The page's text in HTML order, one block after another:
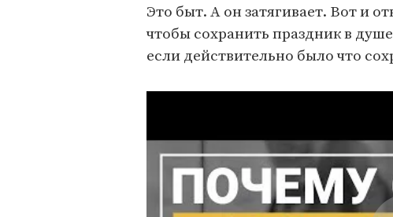
Это быт. А он затягивает. Вот и
чтобы сохранить праздник в
если действительно было что